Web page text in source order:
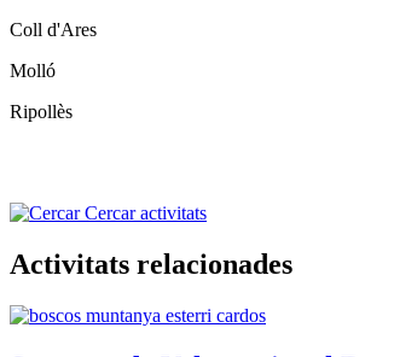
Coll d'Ares
Molló
Ripollès
Cercar activitats
Activitats relacionades